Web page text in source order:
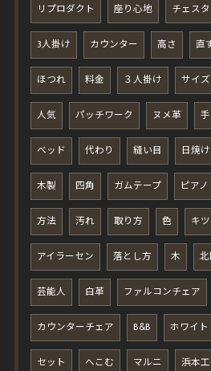
リプロダクト 座り心地 チェス
3人掛け カウンター 高さ 直
ほつれ 料金 ３人掛け サイズ
人気 パッチワーク ヌメ革
ベッド 代わり 縫い目 日焼け
木製 四角 ガムテープ ピアノ
方法 汚れ 取り方 色 キ
アイラーセン 落とし方 木
芸能人 白革 ファルコンチェア
カウンターチェア B&B ホワイト
セット へこむ マルニ 浜本